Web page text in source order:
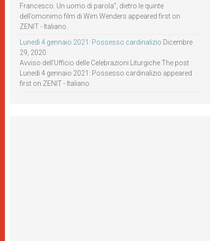
Francesco. Un uomo di parola”, dietro le quinte
dell’omonimo film di Wim Wenders appeared first on
ZENIT - Italiano.
Lunedì 4 gennaio 2021: Possesso cardinalizio Dicembre
29, 2020
Avviso dell’Ufficio delle Celebrazioni Liturgiche The post
Lunedì 4 gennaio 2021: Possesso cardinalizio appeared
first on ZENIT - Italiano.